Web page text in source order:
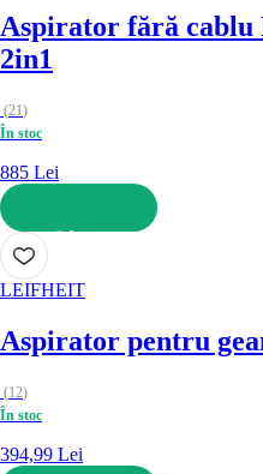
Aspirator fără cablu
2in1
(21)
În stoc
885 Lei
ADAUGĂ ÎN COȘ
LEIFHEIT
Aspirator pentru
(12)
În stoc
394,99 Lei